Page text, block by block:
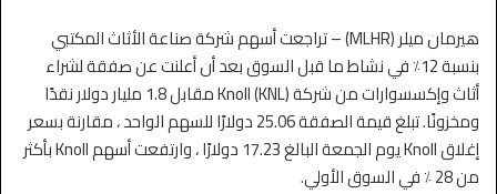
هيرمان ميلر (MLHR) – تراجعت أسهم شركة صناعة الأثاث المكتبي
بنسبة 12٪ في نشاط ما قبل السوق بعد أن أعلنت عن صفقة لشراء
أثاث وإكسسوارات من شركة Knoll (KNL) مقابل 1.8 مليار دولار نقدًا
ومخزونًا. تبلغ قيمة الصفقة 25.06 دولارًا للسهم الواحد ، مقارنة بسعر
إغلاق Knoll يوم الجمعة البالغ 17.23 دولارًا ، وارتفعت أسهم Knoll بأكثر
من 28 ٪ في السوق الأولي.